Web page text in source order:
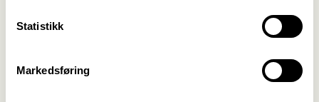
Statistikk
Markedsføring
Rettigheter i arbeidslivet